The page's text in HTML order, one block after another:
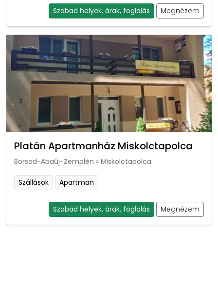
Szabad helyek, árak, foglalás Megnézem
Platán Apartmanház Miskolctapolca
Borsod-Abaúj-Zemplén » Miskolctapolca
Szállások Apartman
Szabad helyek, árak, foglalás Megnézem